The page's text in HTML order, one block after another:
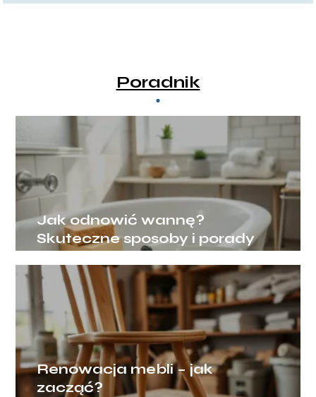
Poradnik
Jak odnowić wannę?
Skuteczne sposoby i porady
Renowacja mebli – jak
zacząć?